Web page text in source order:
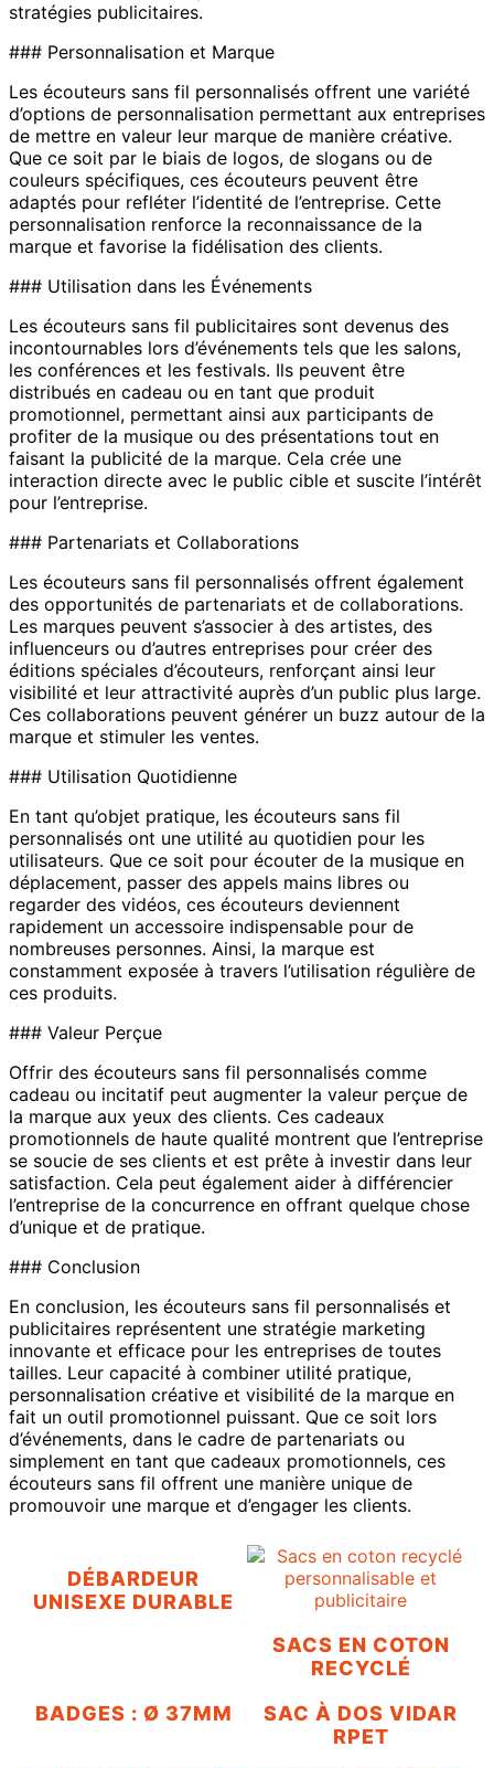
stratégies publicitaires.
### Personnalisation et Marque
Les écouteurs sans fil personnalisés offrent une variété
d’options de personnalisation permettant aux entreprises
de mettre en valeur leur marque de manière créative.
Que ce soit par le biais de logos, de slogans ou de
couleurs spécifiques, ces écouteurs peuvent être
adaptés pour refléter l’identité de l’entreprise. Cette
personnalisation renforce la reconnaissance de la
marque et favorise la fidélisation des clients.
### Utilisation dans les Événements
Les écouteurs sans fil publicitaires sont devenus des
incontournables lors d’événements tels que les salons,
les conférences et les festivals. Ils peuvent être
distribués en cadeau ou en tant que produit
promotionnel, permettant ainsi aux participants de
profiter de la musique ou des présentations tout en
faisant la publicité de la marque. Cela crée une
interaction directe avec le public cible et suscite l’intérêt
pour l’entreprise.
### Partenariats et Collaborations
Les écouteurs sans fil personnalisés offrent également
des opportunités de partenariats et de collaborations.
Les marques peuvent s’associer à des artistes, des
influenceurs ou d’autres entreprises pour créer des
éditions spéciales d’écouteurs, renforçant ainsi leur
visibilité et leur attractivité auprès d’un public plus large.
Ces collaborations peuvent générer un buzz autour de la
marque et stimuler les ventes.
### Utilisation Quotidienne
En tant qu’objet pratique, les écouteurs sans fil
personnalisés ont une utilité au quotidien pour les
utilisateurs. Que ce soit pour écouter de la musique en
déplacement, passer des appels mains libres ou
regarder des vidéos, ces écouteurs deviennent
rapidement un accessoire indispensable pour de
nombreuses personnes. Ainsi, la marque est
constamment exposée à travers l’utilisation régulière de
ces produits.
### Valeur Perçue
Offrir des écouteurs sans fil personnalisés comme
cadeau ou incitatif peut augmenter la valeur perçue de
la marque aux yeux des clients. Ces cadeaux
promotionnels de haute qualité montrent que l’entreprise
se soucie de ses clients et est prête à investir dans leur
satisfaction. Cela peut également aider à différencier
l’entreprise de la concurrence en offrant quelque chose
d’unique et de pratique.
### Conclusion
En conclusion, les écouteurs sans fil personnalisés et
publicitaires représentent une stratégie marketing
innovante et efficace pour les entreprises de toutes
tailles. Leur capacité à combiner utilité pratique,
personnalisation créative et visibilité de la marque en
fait un outil promotionnel puissant. Que ce soit lors
d’événements, dans le cadre de partenariats ou
simplement en tant que cadeaux promotionnels, ces
écouteurs sans fil offrent une manière unique de
promouvoir une marque et d’engager les clients.
DÉBARDEUR
UNISEXE DURABLE
SACS EN COTON
RECYCLÉ
BADGES : Ø 37MM
SAC À DOS VIDAR
RPET